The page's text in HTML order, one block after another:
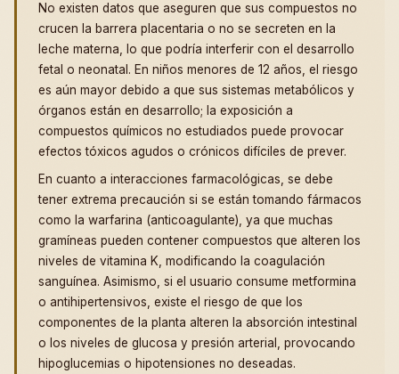
No existen datos que aseguren que sus compuestos no
crucen la barrera placentaria o no se secreten en la
leche materna, lo que podría interferir con el desarrollo
fetal o neonatal. En niños menores de 12 años, el riesgo
es aún mayor debido a que sus sistemas metabólicos y
órganos están en desarrollo; la exposición a
compuestos químicos no estudiados puede provocar
efectos tóxicos agudos o crónicos difíciles de prever.
En cuanto a interacciones farmacológicas, se debe
tener extrema precaución si se están tomando fármacos
como la warfarina (anticoagulante), ya que muchas
gramíneas pueden contener compuestos que alteren los
niveles de vitamina K, modificando la coagulación
sanguínea. Asimismo, si el usuario consume metformina
o antihipertensivos, existe el riesgo de que los
componentes de la planta alteren la absorción intestinal
o los niveles de glucosa y presión arterial, provocando
hipoglucemias o hipotensiones no deseadas.